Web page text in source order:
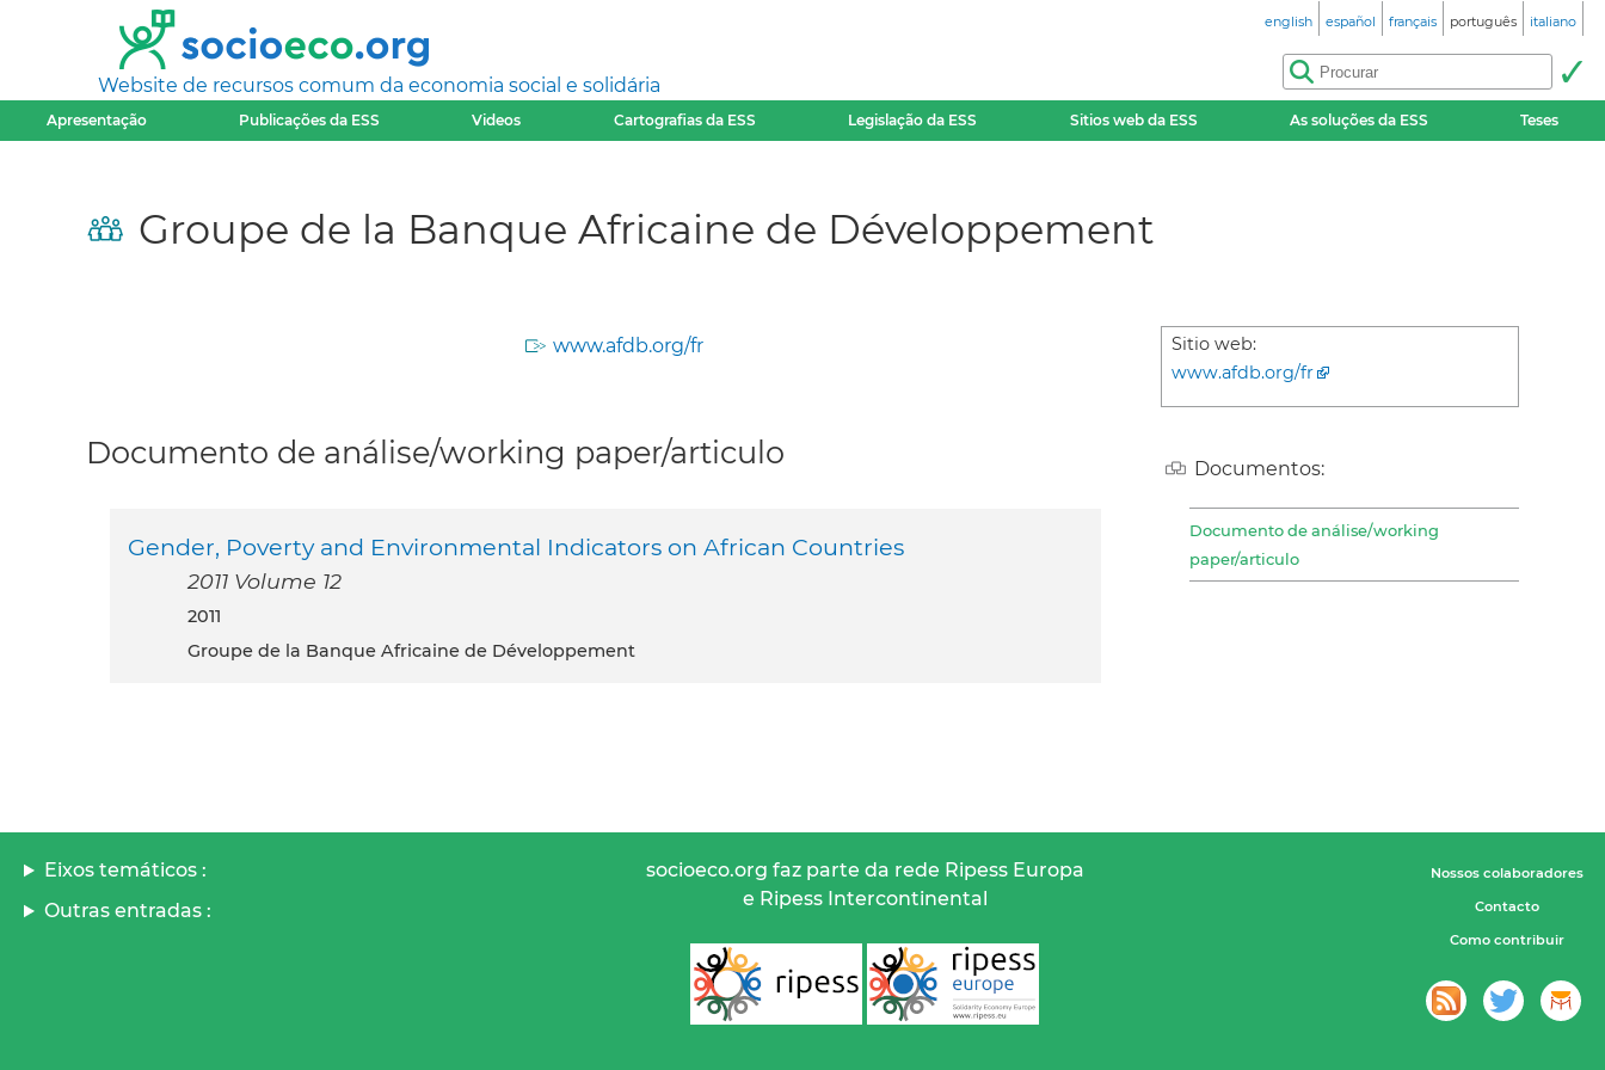
Website de recursos comum da economia social e solidária
english español français português italiano
Apresentação Publicações da ESS Videos Cartografias da ESS Legislação da ESS Sitios web da ESS As soluções da ESS Teses
Groupe de la Banque Africaine de Développement
www.afdb.org/fr
Sitio web:
www.afdb.org/fr
Documentos:
Documento de análise/working
paper/articulo
Documento de análise/working paper/articulo
Gender, Poverty and Environmental Indicators on African Countries
2011 Volume 12
2011
Groupe de la Banque Africaine de Développement
Eixos temáticos :
Outras entradas :
socioeco.org faz parte da rede Ripess Europa
e Ripess Intercontinental
Nossos colaboradores
Contacto
Como contribuir